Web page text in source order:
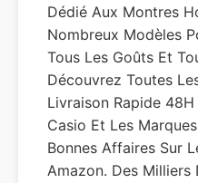
Dédié Aux Montres
Nombreux Modèles
Tous Les Goûts Et
Découvrez Toutes
Livraison Rapide
Casio Et Les
Bonnes Affaires Sur
Amazon. Des Milliers